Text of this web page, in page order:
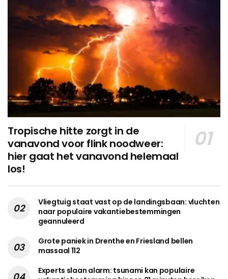
Tropische hitte zorgt in de
vanavond voor flink noodweer:
hier gaat het vanavond helemaal
los!
Vliegtuig staat vast op de landingsbaan: vluchten
naar populaire vakantiebestemmingen
geannuleerd
Grote paniek in Drenthe en Friesland bellen
massaal 112
Experts slaan alarm: tsunami kan populaire